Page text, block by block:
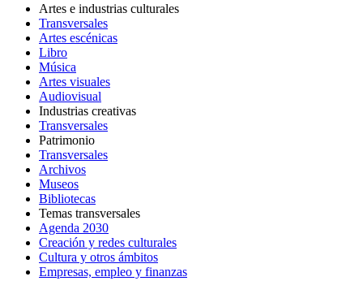
Artes e industrias culturales
Transversales
Artes escénicas
Libro
Música
Artes visuales
Audiovisual
Industrias creativas
Transversales
Patrimonio
Transversales
Archivos
Museos
Bibliotecas
Temas transversales
Agenda 2030
Creación y redes culturales
Cultura y otros ámbitos
Empresas, empleo y finanzas